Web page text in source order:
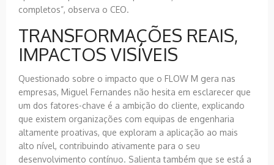
completos”, observa o CEO.
TRANSFORMAÇÕES REAIS,
IMPACTOS VISÍVEIS
Questionado sobre o impacto que o FLOW M gera nas
empresas, Miguel Fernandes não hesita em esclarecer que
um dos fatores-chave é a ambição do cliente, explicando
que existem organizações com equipas de engenharia
altamente proativas, que exploram a aplicação ao mais
alto nível, contribuindo ativamente para o seu
desenvolvimento contínuo. Salienta também que se está a